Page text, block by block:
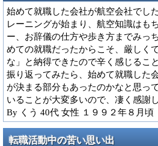
始めて就職した会社が航空会社でし
レーニングが始まり、航空知識はも
ー、お辞儀の仕方や歩き方までみっ
めての就職だったからこそ、厳しく
な」と納得できたので辛く感じるこ
振り返ってみたら、始めて就職した
が決まる部分もあったのかなと思っ
いることが大変多いので、凄く感謝
By くう 40代 女性 １９９２年８月頃
転職活動中の苦い思い出